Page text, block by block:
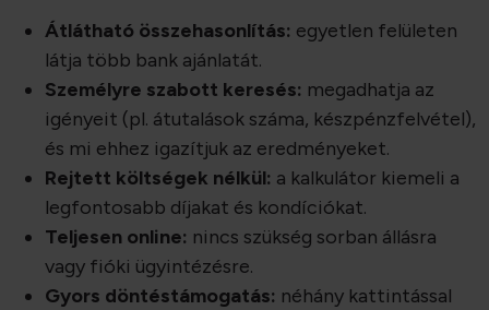
Átlátható összehasonlítás: egyetlen felületen
látja több bank ajánlatát.
Személyre szabott keresés: megadhatja az
igényeit (pl. átutalások száma, készpénzfelvétel),
és mi ehhez igazítjuk az eredményeket.
Rejtett költségek nélkül: a kalkulátor kiemeli a
legfontosabb díjakat és kondíciókat.
Teljesen online: nincs szükség sorban állásra
vagy fióki ügyintézésre.
Gyors döntéstámogatás: néhány kattintással